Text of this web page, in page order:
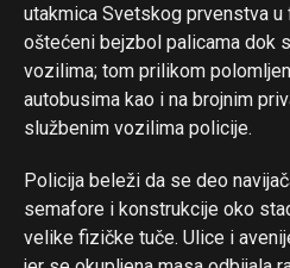
utakmica Svetskog prvenstva
oštećeni bejzbol palicama dok
vozilima; tom prilikom
autobusima kao i na brojnim
službenim vozilima policije.
Policija beleži da se deo
semafore i konstrukcije oko
velike fizičke tuče. Ulice i